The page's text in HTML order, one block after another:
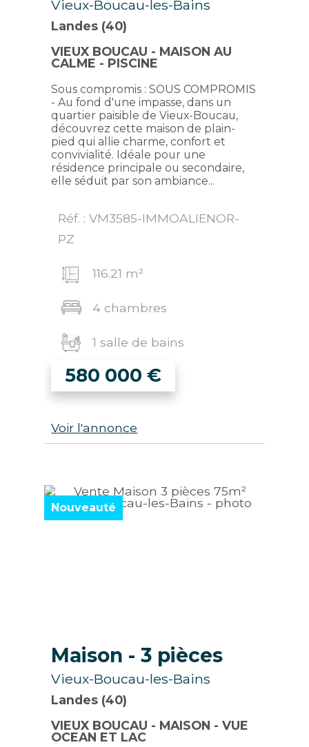
Vieux-Boucau-les-Bains
Landes (40)
VIEUX BOUCAU - MAISON AU
CALME - PISCINE
Sous compromis : SOUS COMPROMIS
- Au fond d'une impasse, dans un
quartier paisible de Vieux-Boucau,
découvrez cette maison de plain-
pied qui allie charme, confort et
convivialité. Idéale pour une
résidence principale ou secondaire,
elle séduit par son ambiance...
580 000 €
Réf. : VM3585-IMMOALIENOR-
PZ
116.21 m²
4 chambres
1 salle de bains
Voir l'annonce
Nouveauté
Maison - 3 pièces
Vieux-Boucau-les-Bains
Landes (40)
VIEUX BOUCAU - MAISON - VUE
OCEAN ET LAC